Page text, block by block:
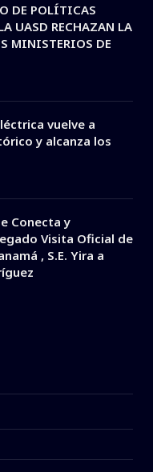
DE POLÍTICAS
UASD RECHAZAN LA
MINISTERIOS DE
vuelve a
y alcanza los
Conecta y
Visita Oficial de
, S.E. Yira a